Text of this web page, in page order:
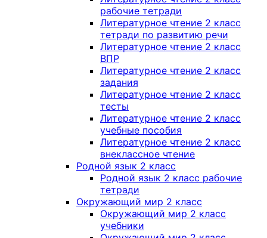
рабочие тетради
Литературное чтение 2 класс
тетради по развитию речи
Литературное чтение 2 класс
ВПР
Литературное чтение 2 класс
задания
Литературное чтение 2 класс
тесты
Литературное чтение 2 класс
учебные пособия
Литературное чтение 2 класс
внеклассное чтение
Родной язык 2 класс
Родной язык 2 класс рабочие
тетради
Окружающий мир 2 класс
Окружающий мир 2 класс
учебники